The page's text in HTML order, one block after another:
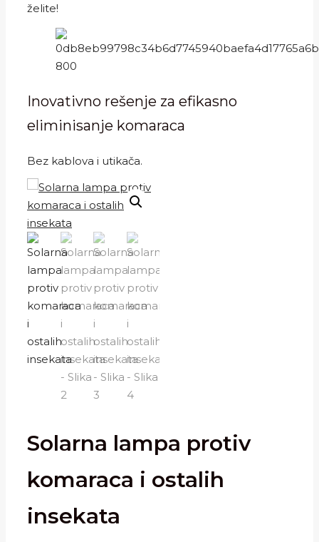
želite!
Inovativno rešenje za efikasno
eliminisanje komaraca
Bez kablova i utikača.
Solarna lampa protiv
komaraca i ostalih
insekata